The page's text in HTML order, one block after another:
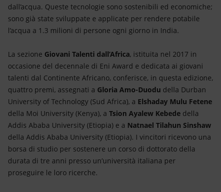
dall’acqua. Queste tecnologie sono sostenibili ed economiche;
sono già state sviluppate e applicate per rendere potabile
l’acqua a 1.3 milioni di persone ogni giorno in India.
La sezione Giovani Talenti dall’Africa, istituita nel 2017 in
occasione del decennale di Eni Award e dedicata ai giovani
talenti dal Continente Africano, conferisce, in questa edizione,
quattro premi, assegnati a Gloria Amo-Duodu della Durban
University of Technology (Sud Africa), a Elshaday Mulu Fetene
della Moi University (Kenya), a Tsion Ayalew Kebede della
Addis Ababa University (Etiopia) e a Natnael Tilahun Sinshaw
della Addis Ababa University (Etiopia). I vincitori ricevono una
borsa di studio per sostenere un corso di dottorato della
durata di tre anni presso un’università italiana per
proseguire le loro ricerche.